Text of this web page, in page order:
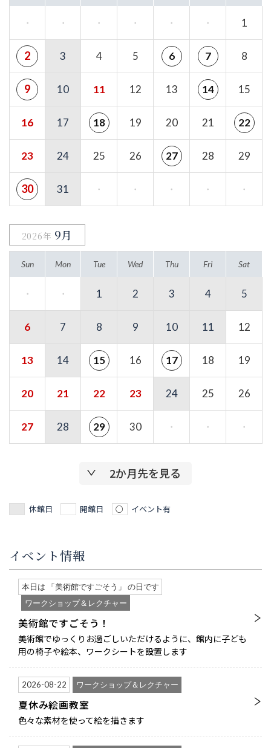
・ ・ ・ ・ ・ ・ 1
2 3 4 5 6 7 8
9 10 11 12 13 14 15
16 17 18 19 20 21 22
23 24 25 26 27 28 29
30 31 ・ ・ ・ ・ ・
2026年 9月
Sun Mon Tue Wed Thu Fri Sat
・ ・ 1 2 3 4 5
6 7 8 9 10 11 12
13 14 15 16 17 18 19
20 21 22 23 24 25 26
27 28 29 30 ・ ・ ・
2か月先を見る
休館日 開館日 イベント有
イベント情報
本日は 「美術館ですごそう」 の日です
ワークショップ＆レクチャー
美術館ですごそう！
美術館でゆっくりお過ごしいただけるように、館内に子ども
用の椅子や絵本、ワークシートを設置します
2026-08-22 ワークショップ＆レクチャー
夏休み絵画教室
色々な素材を使って絵を描きます